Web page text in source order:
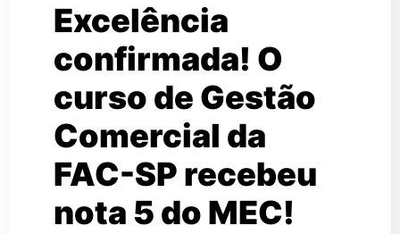
Excelência
confirmada! O
curso de Gestão
Comercial da
FAC-SP recebeu
nota 5 do MEC!